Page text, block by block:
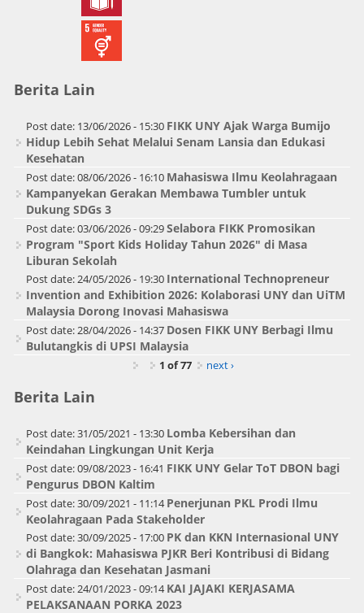
Berita Lain
Post date: 13/06/2026 - 15:30 FIKK UNY Ajak Warga Bumijo
Hidup Lebih Sehat Melalui Senam Lansia dan Edukasi
Kesehatan
Post date:08/06/2026 - 16:10 Mahasiswa Ilmu Keolahragaan
Kampanyekan Gerakan Membawa Tumbler untuk
Dukung SDGs 3
Post date:03/06/2026 - 09:29Selabora FIKK Promosikan
Program "Sport Kids Holiday Tahun 2026" di Masa
Liburan Sekolah
Post date:24/05/2026 - 19:30 International Technopreneur
Invention and Exhibition 2026: Kolaborasi UNY dan UiTM
Malaysia Dorong Inovasi Mahasiswa
Post date:28/04/2026 - 14:37 Dosen FIKK UNY Berbagi Ilmu
Bulutangkis di UPSI Malaysia
1 of 77 next ›
Berita Lain
Post date:31/05/2021 - 13:30 Lomba Kebersihan dan
Keindahan Lingkungan Unit Kerja
Post date:09/08/2023 - 16:41 FIKK UNY Gelar ToT DBON bagi
Pengurus DBON Kaltim
Post date:30/09/2021 - 11:14 Penerjunan PKL Prodi Ilmu
Keolahragaan Pada Stakeholder
Post date:30/09/2025 - 17:00 PK dan KKN Internasional UNY
di Bangkok: Mahasiswa PJKR Beri Kontribusi di Bidang
Olahraga dan Kesehatan Jasmani
Post date:24/01/2023 - 09:14 KAI JAJAKI KERJASAMA
PELAKSANAAN PORKA 2023